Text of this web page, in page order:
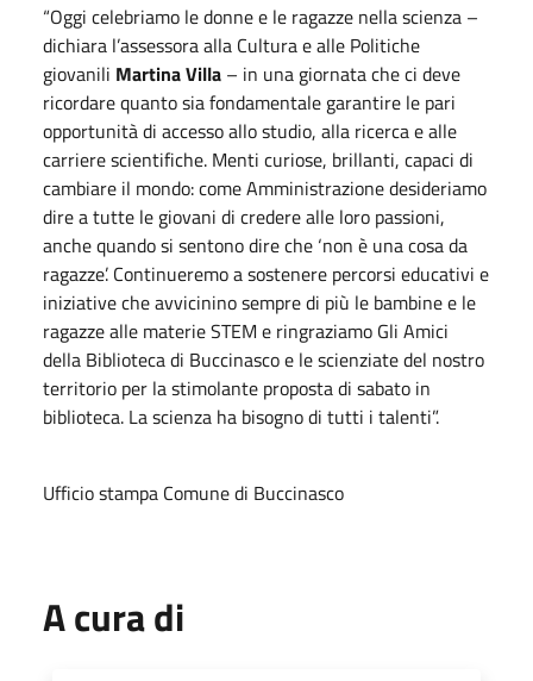
“Oggi celebriamo le donne e le ragazze nella scienza –
dichiara l’assessora alla Cultura e alle Politiche
giovanili Martina Villa – in una giornata che ci deve
ricordare quanto sia fondamentale garantire le pari
opportunità di accesso allo studio, alla ricerca e alle
carriere scientifiche. Menti curiose, brillanti, capaci di
cambiare il mondo: come Amministrazione desideriamo
dire a tutte le giovani di credere alle loro passioni,
anche quando si sentono dire che ‘non è una cosa da
ragazze’. Continueremo a sostenere percorsi educativi e
iniziative che avvicinino sempre di più le bambine e le
ragazze alle materie STEM e ringraziamo Gli Amici
della Biblioteca di Buccinasco e le scienziate del nostro
territorio per la stimolante proposta di sabato in
biblioteca. La scienza ha bisogno di tutti i talenti”.
Ufficio stampa Comune di Buccinasco
A cura di